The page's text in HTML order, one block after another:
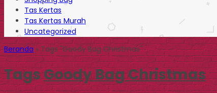
Tas Kertas
Tas Kertas Murah
Uncategorized
Beranda»Tags "Goody Bag Christmas"
TagsGoody Bag Christmas